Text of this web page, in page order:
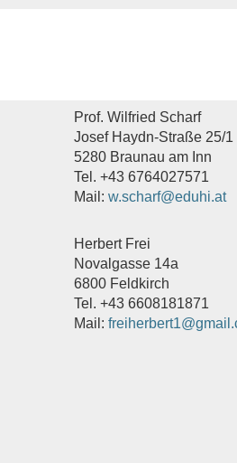
Prof. Wilfried Scharf
Josef Haydn-Straße 25/1
5280 Braunau am Inn
Tel. +43 6764027571
Mail: w.scharf@eduhi.at
Herbert Frei
Novalgasse 14a
6800 Feldkirch
Tel. +43 6608181871
Mail: